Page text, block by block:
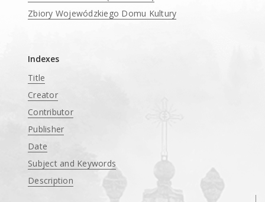
Zbiory Wojewódzkiego Domu Kultury
Indexes
Title
Creator
Contributor
Publisher
Date
Subject and Keywords
Description